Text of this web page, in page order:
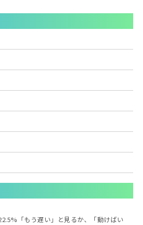
「もう遅い」と見るか、「動けばい